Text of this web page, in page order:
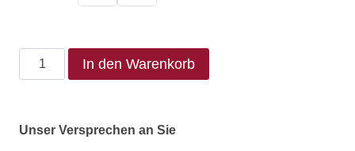
In den Warenkorb
Unser Versprechen an Sie